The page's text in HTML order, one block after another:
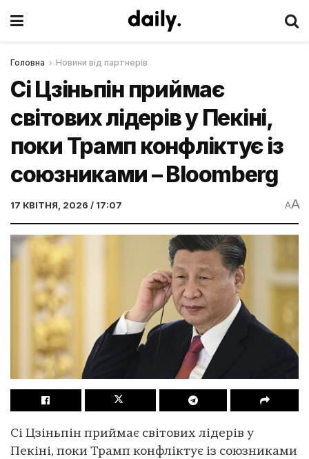
Головна Новини від партнерів
Сі Цзіньпін приймає
світових лідерів у Пекіні,
поки Трамп конфліктує із
союзниками – Bloomberg
17 КВІТНЯ, 2026 / 17:07 AA
Сі Цзіньпін приймає світових лідерів у
Пекіні, поки Трамп конфліктує із союзниками